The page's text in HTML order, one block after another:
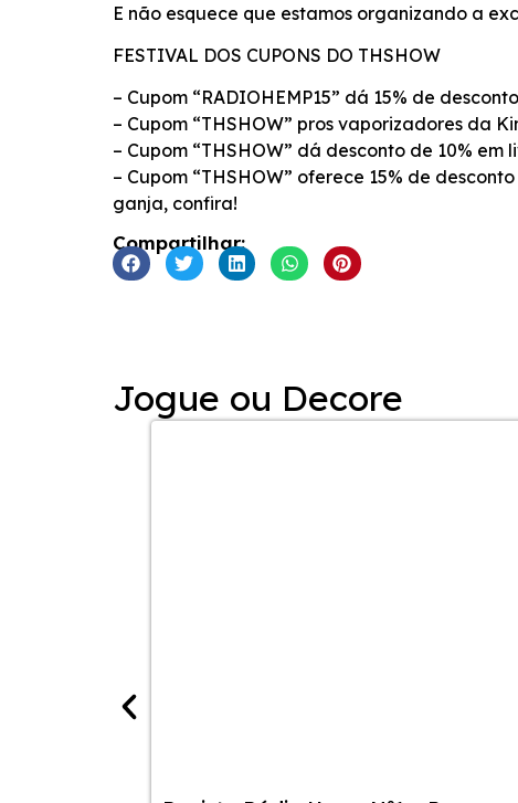
E não esquece que estamos organizando a
FESTIVAL DOS CUPONS DO THSHOW
– Cupom “RADIOHEMP15” dá 15% de
– Cupom “THSHOW” pros vaporizadores da
– Cupom “THSHOW” dá desconto de 10%
– Cupom “THSHOW” oferece 15% de
ganja, confira!
Compartilhar:
Jogue ou Decore